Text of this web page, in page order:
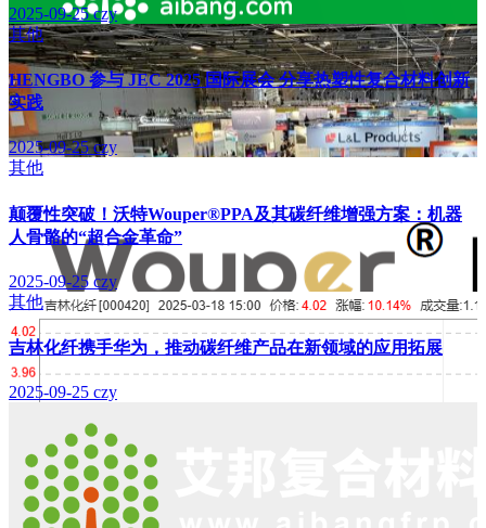
2025-09-25czy
其他
HENGBO 参与 JEC 2025 国际展会 分享热塑性复合材料创新
实践
2025-09-25czy
其他
颠覆性突破！沃特Wouper®PPA及其碳纤维增强方案：机器
人骨骼的“超合金革命”
2025-09-25 czy
其他
吉林化纤携手华为，推动碳纤维产品在新领域的应用拓展
2025-09-25 czy